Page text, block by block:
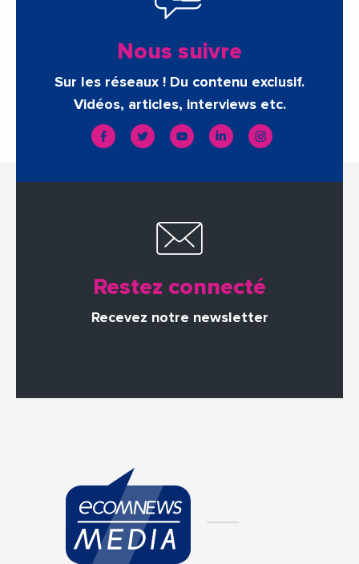
Nous suivre
Sur les réseaux ! Du contenu exclusif.
Vidéos, articles, interviews etc.
Restez connecté
Recevez notre newsletter